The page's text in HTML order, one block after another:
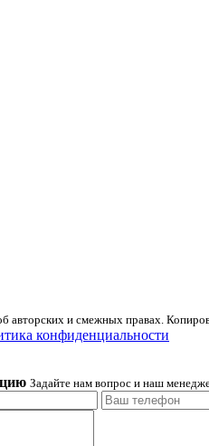
и смежных правах.
конфиденциальности
Задайте нам вопрос и наш